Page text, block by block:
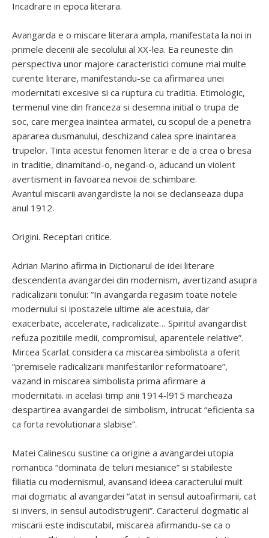
Incadrare in epoca literara.
Avangarda e o miscare literara ampla, manifestata la noi in
primele decenii ale secolului al XX-lea. Ea reuneste din
perspectiva unor majore caracteristici comune mai multe
curente literare, manifestandu-se ca afirmarea unei
modernitati excesive si ca ruptura cu traditia. Etimologic,
termenul vine din franceza si desemna initial o trupa de
soc, care mergea inaintea armatei, cu scopul de a penetra
apararea dusmanului, deschizand calea spre inaintarea
trupelor. Tinta acestui fenomen literar e de a crea o bresa
in traditie, dinamitand-o, negand-o, aducand un violent
avertisment in favoarea nevoii de schimbare.
Avantul miscarii avangardiste la noi se declanseaza dupa
anul 1912.
Origini. Receptari critice.
Adrian Marino afirma in Dictionarul de idei literare
descendenta avangardei din modernism, avertizand asupra
radicalizarii tonului: “In avangarda regasim toate notele
modernului si ipostazele ultime ale acestuia, dar
exacerbate, accelerate, radicalizate… Spiritul avangardist
refuza pozitiile medii, compromisul, aparentele relative”.
Mircea Scarlat considera ca miscarea simbolista a oferit
“premisele radicalizarii manifestarilor reformatoare”,
vazand in miscarea simbolista prima afirmare a
modernitatii. in acelasi timp anii 1914-l915 marcheaza
despartirea avangardei de simbolism, intrucat “eficienta sa
ca forta revolutionara slabise”.
Matei Calinescu sustine ca origine a avangardei utopia
romantica “dominata de teluri mesianice” si stabileste
filiatia cu modernismul, avansand ideea caracterului mult
mai dogmatic al avangardei “atat in sensul autoafirmarii, cat
si invers, in sensul autodistrugerii”. Caracterul dogmatic al
miscarii este indiscutabil, miscarea afirmandu-se ca o